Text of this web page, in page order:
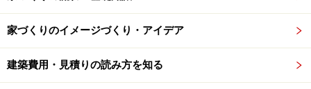
家づくりのイメージづくり・アイデア
建築費用・見積りの読み方を知る